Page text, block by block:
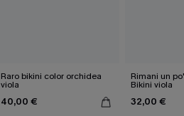
Raro bikini color orchidea
viola
40,00 €
Rimani un
Bikini viola
32,00 €